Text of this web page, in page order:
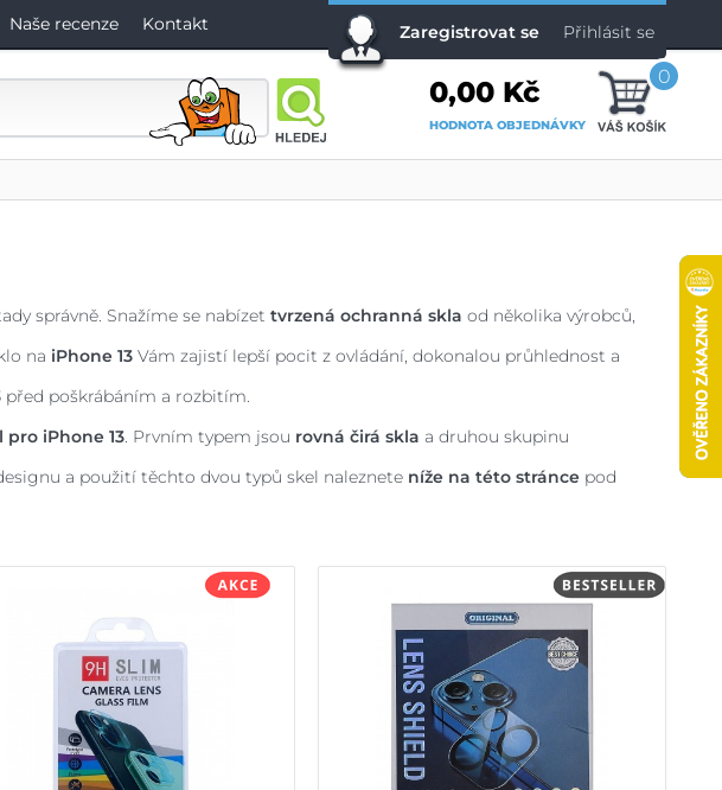
Naše recenze Kontakt Zaregistrovat se Přihlásit se
0,00 Kč
HODNOTA OBJEDNÁVKY
0
správně. Snažíme se nabízet tvrzená ochranná skla od několika výrobců,
na iPhone 13 Vám zajistí lepší pocit z ovládání, dokonalou průhlednost a
před poškrábáním a rozbitím.
pro iPhone 13. Prvním typem jsou rovná čirá skla a druhou skupinu
a použití těchto dvou typů skel naleznete níže na této stránce pod